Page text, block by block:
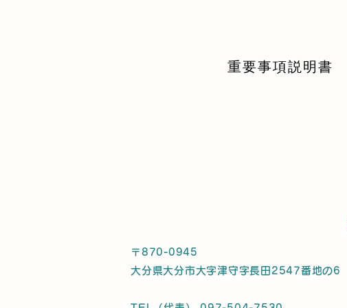
重要事項説明書
〒870-0945
大分県大分市大字津守字長田2547番地の6